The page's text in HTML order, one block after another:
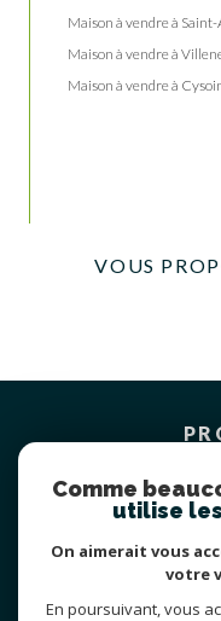
Maison à vendre à
Maison à vendre à
Maison à vendre à
VOUS
Comme
utilise
On aimerait vous
votre
En poursuivant, vous